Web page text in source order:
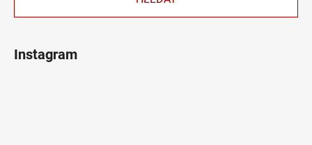
Instagram